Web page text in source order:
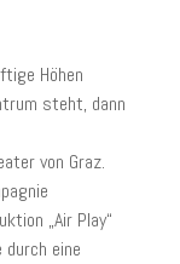
Höhen
steht, dann
von Graz.
„Air Play“
eine